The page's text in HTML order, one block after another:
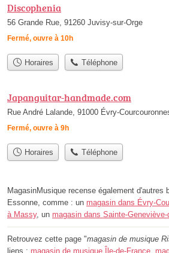
Discophenia
56 Grande Rue, 91260 Juvisy-sur-Orge
Fermé, ouvre à 10h
Horaires Téléphone
Japanguitar-handmade.com
Rue André Lalande, 91000 Évry-
Fermé, ouvre à 9h
Horaires Téléphone
MagasinMusique recense également d'autres
Essonne, comme : un magasin dans Évry-
à Massy, un magasin dans Sainte-
Retrouvez cette page "magasin de musique
liens : magasin de musique Île-de-France